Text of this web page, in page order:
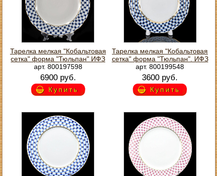
Тарелка мелкая "Кобальтовая
сетка" форма "Тюльпан" ИФЗ
арт. 800197598
6900 руб.
Купить
Тарелка мелкая "Кобальтовая
сетка" форма "Тюльпан". ИФЗ
арт. 800199548
3600 руб.
Купить